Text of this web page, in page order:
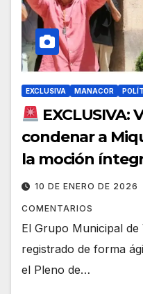
EXCLUSIVA MANACOR
EXCLUSIVA:
condenar a
la moción
10 DE ENERO DE 2026
COMENTARIOS
El Grupo Municipal
registrado de forma
el Pleno de…